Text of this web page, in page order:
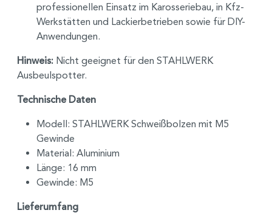
professionellen Einsatz im Karosseriebau, in Kfz-
Werkstätten und Lackierbetrieben sowie für DIY-
Anwendungen.
Hinweis: Nicht geeignet für den STAHLWERK
Ausbeulspotter.
Technische Daten
Modell: STAHLWERK Schweißbolzen mit M5
Gewinde
Material: Aluminium
Länge: 16 mm
Gewinde: M5
Lieferumfang